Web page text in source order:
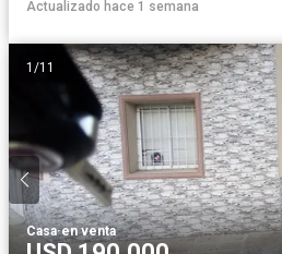
Actualizado hace 1 semana
1 /11
Casa·en venta